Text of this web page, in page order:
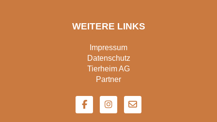
WEITERE LINKS
Impressum
Datenschutz
Tierheim AG
Partner
F
a
c
I
n
s
E
n
v